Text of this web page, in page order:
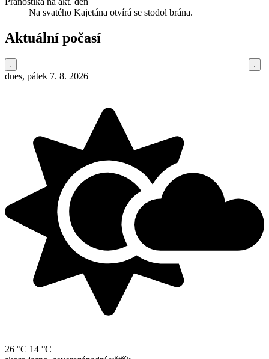
Na svatého Kajetána otvírá se stodol brána.
Aktuální počasí
dnes, pátek 7. 8. 2026
26 °C 14 °C